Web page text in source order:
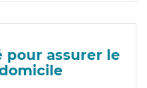
pour assurer le